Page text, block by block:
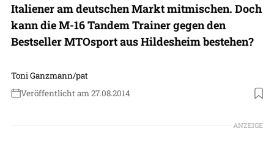
Italiener am deutschen Markt mitmischen. Doch
kann die M-16 Tandem Trainer gegen den
Bestseller MTOsport aus Hildesheim bestehen?
Toni Ganzmann/pat
Veröffentlicht am 27.08.2014
ANZEIGE